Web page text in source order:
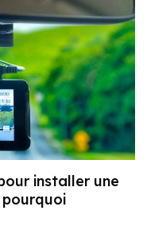
installer une